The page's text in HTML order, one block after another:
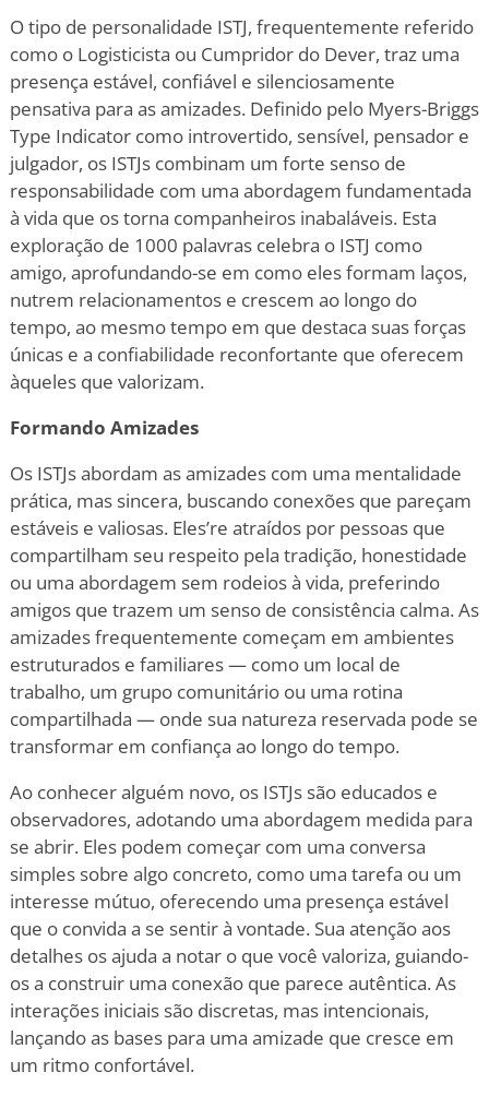
O tipo de personalidade ISTJ, frequentemente referido
como o Logisticista ou Cumpridor do Dever, traz uma
presença estável, confiável e silenciosamente
pensativa para as amizades. Definido pelo Myers-Briggs
Type Indicator como introvertido, sensível, pensador e
julgador, os ISTJs combinam um forte senso de
responsabilidade com uma abordagem fundamentada
à vida que os torna companheiros inabaláveis. Esta
exploração de 1000 palavras celebra o ISTJ como
amigo, aprofundando-se em como eles formam laços,
nutrem relacionamentos e crescem ao longo do
tempo, ao mesmo tempo em que destaca suas forças
únicas e a confiabilidade reconfortante que oferecem
àqueles que valorizam.
Formando Amizades
Os ISTJs abordam as amizades com uma mentalidade
prática, mas sincera, buscando conexões que pareçam
estáveis e valiosas. Eles’re atraídos por pessoas que
compartilham seu respeito pela tradição, honestidade
ou uma abordagem sem rodeios à vida, preferindo
amigos que trazem um senso de consistência calma. As
amizades frequentemente começam em ambientes
estruturados e familiares — como um local de
trabalho, um grupo comunitário ou uma rotina
compartilhada — onde sua natureza reservada pode se
transformar em confiança ao longo do tempo.
Ao conhecer alguém novo, os ISTJs são educados e
observadores, adotando uma abordagem medida para
se abrir. Eles podem começar com uma conversa
simples sobre algo concreto, como uma tarefa ou um
interesse mútuo, oferecendo uma presença estável
que o convida a se sentir à vontade. Sua atenção aos
detalhes os ajuda a notar o que você valoriza, guiando-
os a construir uma conexão que parece autêntica. As
interações iniciais são discretas, mas intencionais,
lançando as bases para uma amizade que cresce em
um ritmo confortável.